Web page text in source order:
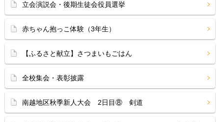
立会演説会・後期生徒会役員選挙
赤ちゃん抱っこ体験（3年生）
【ふるさと献立】さつまいもごはん
全校集会・表彰披露
南越地区秋季新人大会 2日目⑧ 剣道